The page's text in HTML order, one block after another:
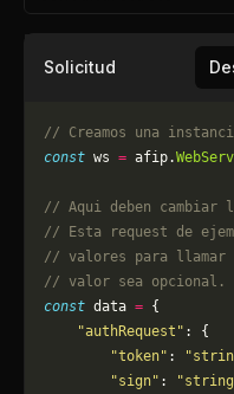
Solicitud
// Creamos una
const ws = afip.
// Aqui deben cambiar
// Esta request de
// valores para llamar
// valor sea opcional.
const data = {
    "authRequest"
: {
        "token"
:
        "sign"
: